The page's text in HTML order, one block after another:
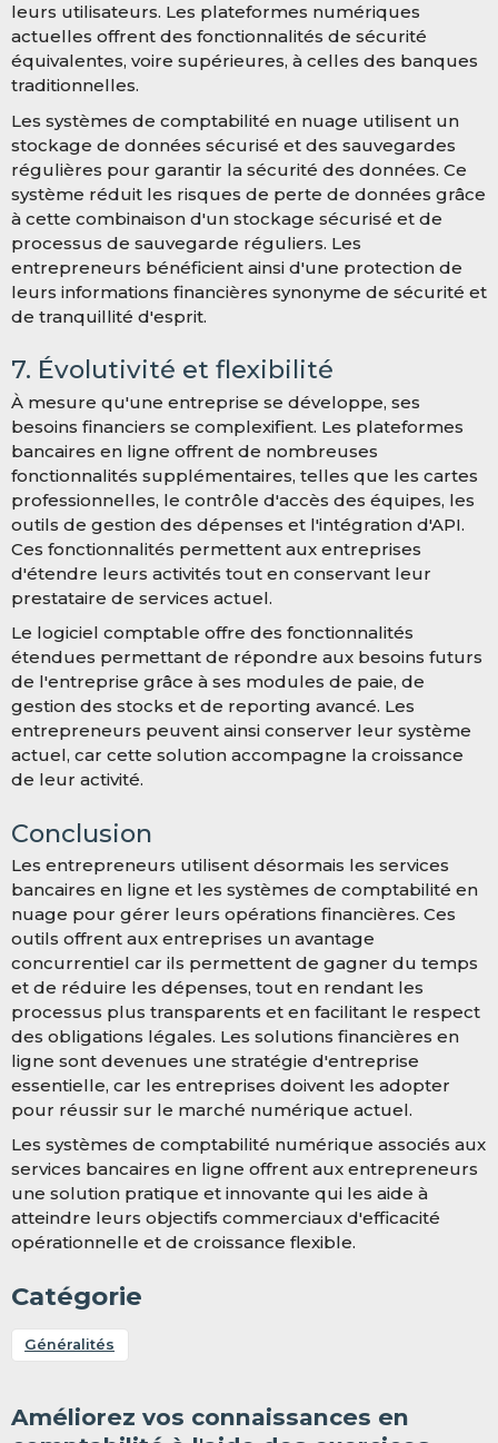
leurs utilisateurs. Les plateformes numériques
actuelles offrent des fonctionnalités de sécurité
équivalentes, voire supérieures, à celles des banques
traditionnelles.
Les systèmes de comptabilité en nuage utilisent un
stockage de données sécurisé et des sauvegardes
régulières pour garantir la sécurité des données. Ce
système réduit les risques de perte de données grâce
à cette combinaison d'un stockage sécurisé et de
processus de sauvegarde réguliers. Les
entrepreneurs bénéficient ainsi d'une protection de
leurs informations financières synonyme de sécurité et
de tranquillité d'esprit.
7. Évolutivité et flexibilité
À mesure qu'une entreprise se développe, ses
besoins financiers se complexifient. Les plateformes
bancaires en ligne offrent de nombreuses
fonctionnalités supplémentaires, telles que les cartes
professionnelles, le contrôle d'accès des équipes, les
outils de gestion des dépenses et l'intégration d'API.
Ces fonctionnalités permettent aux entreprises
d'étendre leurs activités tout en conservant leur
prestataire de services actuel.
Le logiciel comptable offre des fonctionnalités
étendues permettant de répondre aux besoins futurs
de l'entreprise grâce à ses modules de paie, de
gestion des stocks et de reporting avancé. Les
entrepreneurs peuvent ainsi conserver leur système
actuel, car cette solution accompagne la croissance
de leur activité.
Conclusion
Les entrepreneurs utilisent désormais les services
bancaires en ligne et les systèmes de comptabilité en
nuage pour gérer leurs opérations financières. Ces
outils offrent aux entreprises un avantage
concurrentiel car ils permettent de gagner du temps
et de réduire les dépenses, tout en rendant les
processus plus transparents et en facilitant le respect
des obligations légales. Les solutions financières en
ligne sont devenues une stratégie d'entreprise
essentielle, car les entreprises doivent les adopter
pour réussir sur le marché numérique actuel.
Les systèmes de comptabilité numérique associés aux
services bancaires en ligne offrent aux entrepreneurs
une solution pratique et innovante qui les aide à
atteindre leurs objectifs commerciaux d'efficacité
opérationnelle et de croissance flexible.
Catégorie
Généralités
Améliorez vos connaissances en